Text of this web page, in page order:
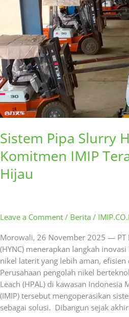
Sistem Pipa Slurry
Komitmen IMIP
Hijau
Leave a Comment / Berita /
Morowali, 26 November 2025 — PT
(HYNC) menerapkan langkah
nikel laterit yang lebih aman, efisien
Perusahaan pengolah nikel
Leach (HPAL) di kawasan Indonesia
(IMIP) tersebut mengoperasikan
sebagai solusi. Dibangun sejak
Slurry
HYNC,
Komitmen
IMIP
Terapkan
Industri
Hijau